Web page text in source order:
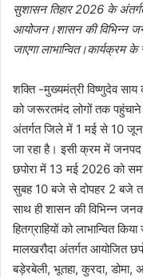
सुशासन तिहार 2026 के
आयोजन।शासन की विभिन्न
जाएगा
शक्ति -मुख्यमंत्री विष्णुदेव
को जरूरतमंद लोगों तक
अंतर्गत जिले में 1 मई से 10 जून
जा रहा है। इसी क्रम में
छपोरा में 13 मई 2026 को
सुबह 10 बजे से दोपहर 2 बजे
साथ ही शासन की विभिन्न
हितग्राहियों को लाभान्वित
मालखरौदा अंतर्गत आयोजित
बड़ेरबेली, भूतहा, कुरदा, डोमा,